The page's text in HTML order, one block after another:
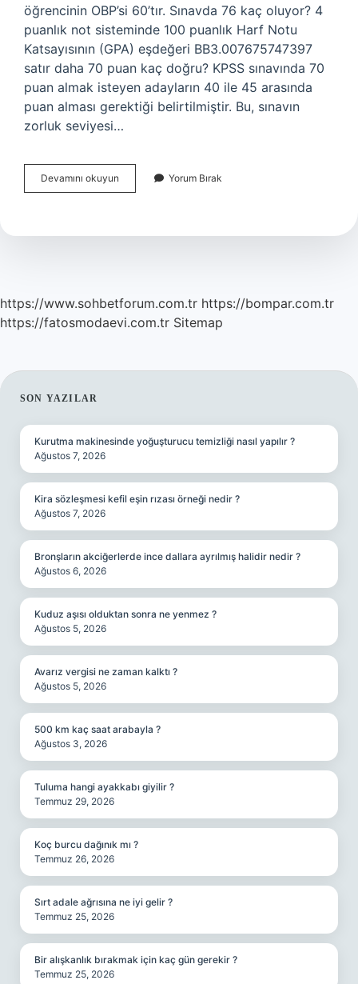
öğrencinin OBP’si 60’tır. Sınavda 76 kaç oluyor? 4
puanlık not sisteminde 100 puanlık Harf Notu
Katsayısının (GPA) eşdeğeri BB3.007675747397
satır daha 70 puan kaç doğru? KPSS sınavında 70
puan almak isteyen adayların 40 ile 45 arasında
puan alması gerektiği belirtilmiştir. Bu, sınavın
zorluk seviyesi…
Devamını okuyun
Puan
Ortaokul
Yorum Bırak
https://www.sohbetforum.com.tr https://bompar.com.tr
https://fatosmodaevi.com.tr Sitemap
SIDEBAR
SON YAZILAR
Kurutma makinesinde yoğuşturucu temizliği nasıl yapılır ?
Ağustos 7, 2026
Kira sözleşmesi kefil eşin rızası örneği nedir ?
Ağustos 7, 2026
Bronşların akciğerlerde ince dallara ayrılmış halidir nedir ?
Ağustos 6, 2026
Kuduz aşısı olduktan sonra ne yenmez ?
Ağustos 5, 2026
Avarız vergisi ne zaman kalktı ?
Ağustos 5, 2026
500 km kaç saat arabayla ?
Ağustos 3, 2026
Tuluma hangi ayakkabı giyilir ?
Temmuz 29, 2026
Koç burcu dağınık mı ?
Temmuz 26, 2026
Sırt adale ağrısına ne iyi gelir ?
Temmuz 25, 2026
Bir alışkanlık bırakmak için kaç gün gerekir ?
Temmuz 25, 2026